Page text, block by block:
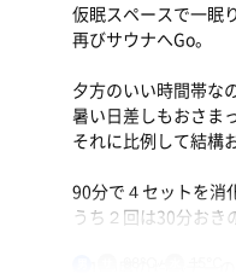
仮眠スペースで一眠
再びサウナへGo。
夕方のいい時間帯なの
暑い日差しもおさま
それに比例して結構
90分で４セットを消
うち２回は30分おき